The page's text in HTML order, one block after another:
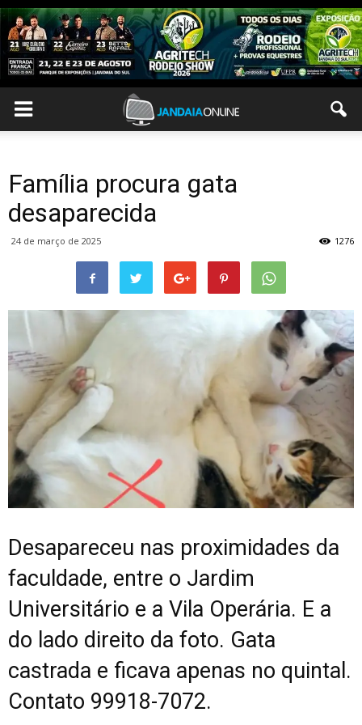
Família procura gata
desaparecida
24 de março de 2025 1276
Desapareceu nas proximidades da
faculdade, entre o Jardim
Universitário e a Vila Operária. E a
do lado direito da foto. Gata
castrada e ficava apenas no quintal.
Contato 99918-7072.